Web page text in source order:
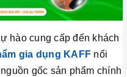
hào cung cấp đến khách
gia dụng KAFF nổi
gốc sản phẩm chính